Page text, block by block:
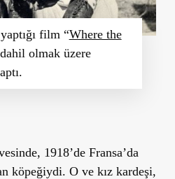
film “Where the
olmak üzere
1918’de Fransa’da
köpeğiydi. O ve kız kardeşi,